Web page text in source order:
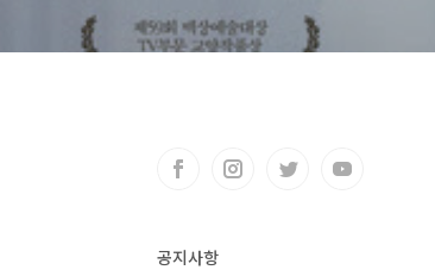
공지사항